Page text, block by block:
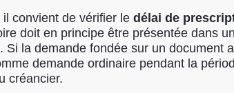
il convient de vérifier ledélai de
doit en principe être présentée dans
la demande fondée sur un document
demande ordinaire pendant la
créancier.